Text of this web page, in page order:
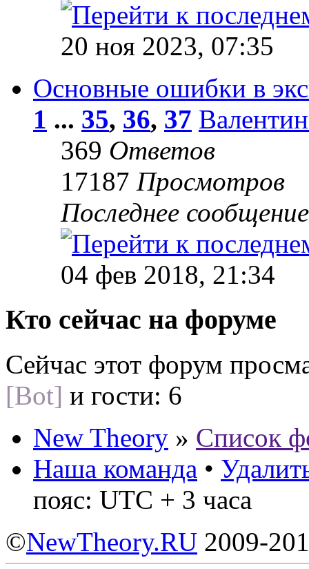
20 ноя 2023, 07:35
Основные ошибки в
1 ... 35, 36, 37
369 Ответов
17187 Просмотров
Последнее
04 фев 2018, 21:34
Кто сейчас на форуме
Сейчас этот форум
[Bot] и гости: 6
New Theory » Список
Наша команда •
пояс: UTC + 3 часа
©NewTheory.RU 2009-